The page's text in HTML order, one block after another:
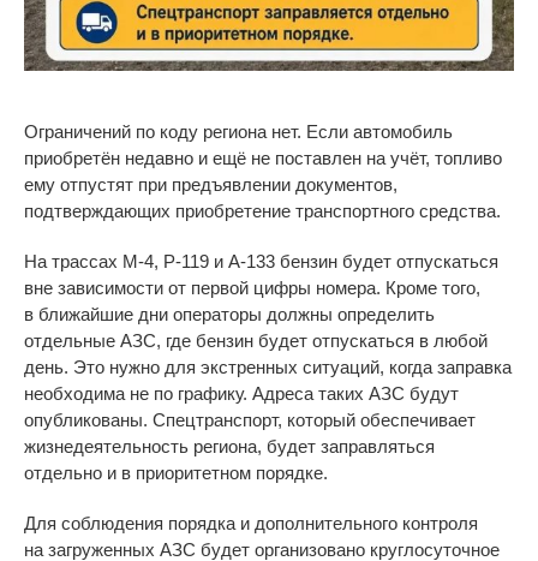
Ограничений по коду региона нет. Если автомобиль
приобретён недавно и ещё не поставлен на учёт, топливо
ему отпустят при предъявлении документов,
подтверждающих приобретение транспортного средства.
На трассах М-4, Р-119 и А-133 бензин будет отпускаться
вне зависимости от первой цифры номера. Кроме того,
в ближайшие дни операторы должны определить
отдельные АЗС, где бензин будет отпускаться в любой
день. Это нужно для экстренных ситуаций, когда заправка
необходима не по графику. Адреса таких АЗС будут
опубликованы. Спецтранспорт, который обеспечивает
жизнедеятельность региона, будет заправляться
отдельно и в приоритетном порядке.
Для соблюдения порядка и дополнительного контроля
на загруженных АЗС будет организовано круглосуточное